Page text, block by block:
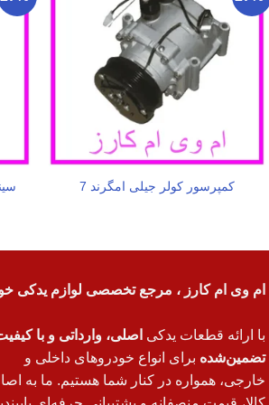
کمپرسور کولر جیلی امگرند 7
ام وی ام کارز ، مرجع تخصصی لوازم یدکی
با ارائه قطعات یدکی اصلی، وارداتی و با
تضمین‌شده برای انواع خودروهای داخلی و
خارجی، همواره در کنار شما هستیم. ما به